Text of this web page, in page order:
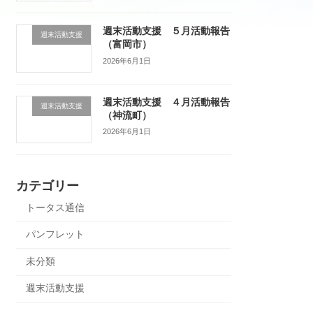
週末活動支援
週末活動支援 ５月活動報告
（富岡市）
2026年6月1日
週末活動支援
週末活動支援 ４月活動報告
（神流町）
2026年6月1日
カテゴリー
トータス通信
パンフレット
未分類
週末活動支援